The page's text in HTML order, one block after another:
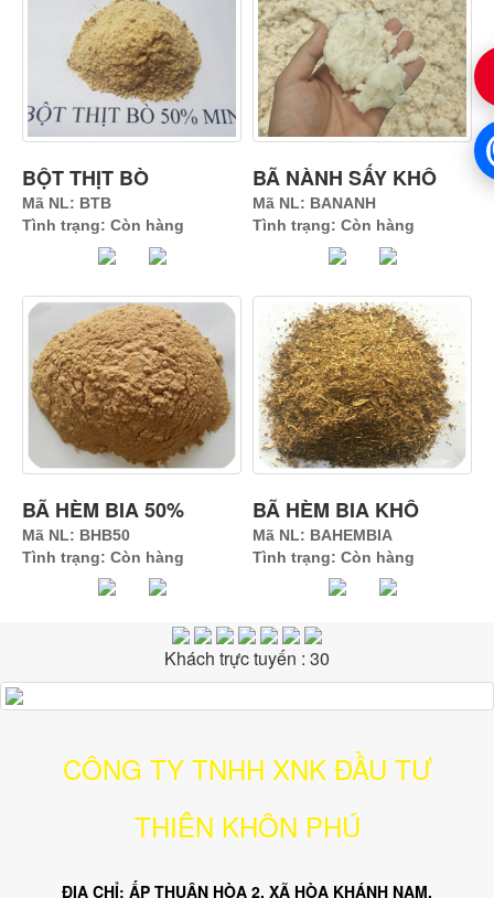
BỘT THỊT BÒ
Mã NL: BTB
Tình trạng: Còn hàng
BÃ NÀNH SẤY KHÔ
Mã NL: BANANH
Tình trạng: Còn hàng
BÃ HÈM BIA 50%
Mã NL: BHB50
Tình trạng: Còn hàng
BÃ HÈM BIA KHÔ
Mã NL: BAHEMBIA
Tình trạng: Còn hàng
Khách trực tuyến : 30
CÔNG TY TNHH XNK ĐẦU TƯ
THIÊN KHÔN PHÚ
ĐỊA CHỈ: ẤP THUẬN HÒA 2, XÃ HÒA KHÁNH NAM,